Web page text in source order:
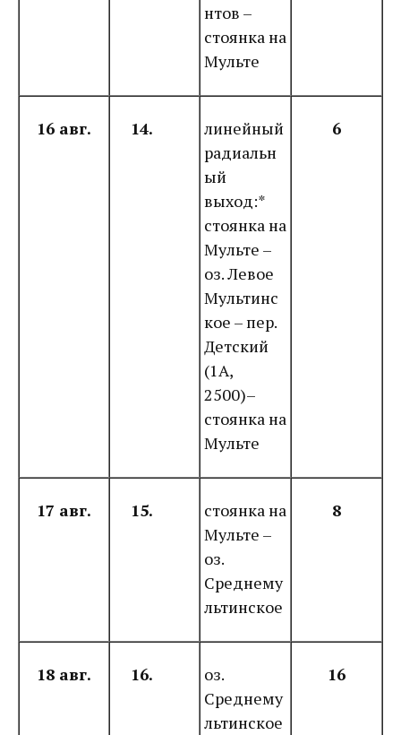
нтов –
стоянка на
Мульте
16 авг. 14.
линейный
радиальн
ый
выход:*
стоянка на
Мульте –
оз. Левое
Мультинс
кое – пер.
Детский
(1А,
2500)–
стоянка на
Мульте
6
17 авг. 15.
стоянка на
Мульте –
оз.
Среднему
льтинское
8
18 авг. 16.
оз.
Среднему
льтинское
16